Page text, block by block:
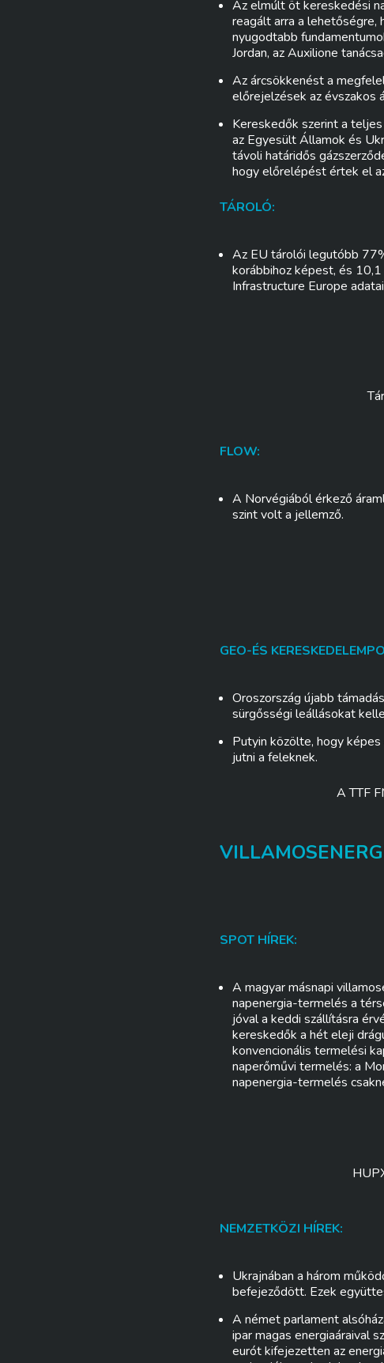
Az elmúlt öt kereskedési
reagált arra a
nyugodtabb
Jordan, az Auxilione
Az árcsökkenést a
előrejelzések az évszakos
Kereskedők szerint a
az Egyesült Államok és
távoli határidős
hogy előrelépést értek el
TÁROLÓ:
Az EU tárolói legutóbb
korábbihoz képest, és
Infrastructure Europe
FLOW:
A Norvégiából érkező
szint volt a jellemző.
GEO-ÉS
Oroszország újabb
sürgősségi leállásokat
Putyin közölte, hogy
jutni a feleknek.
A TTF
SPOT HÍREK:
A magyar másnapi
napenergia-termelés a
jóval a keddi szállításra
kereskedők a hét eleji
konvencionális termelési
naperőművi termelés: a
napenergia-termelés
NEMZETKÖZI HÍREK:
Ukrajnában a három
befejeződött. Ezek
A német parlament
ipar magas energiaáraival
eurót kifejezetten az